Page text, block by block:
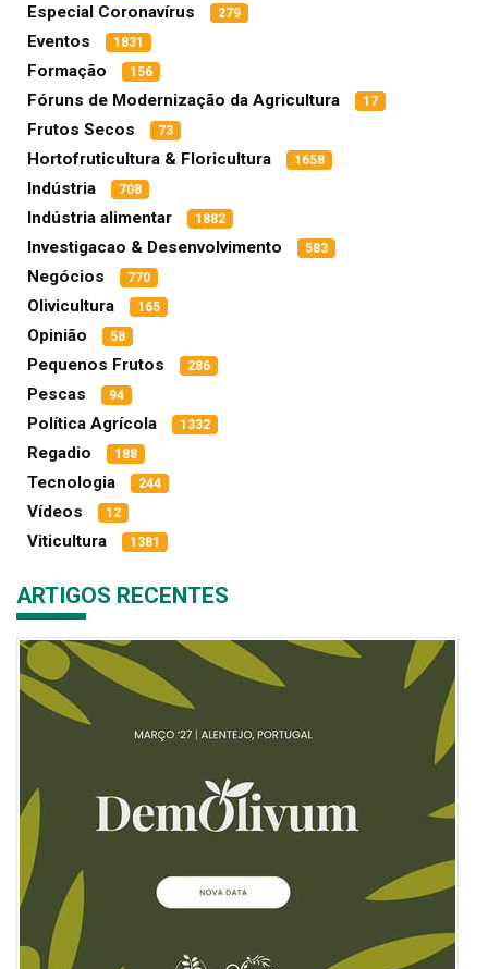
Especial Coronavírus 279
Eventos 1831
Formação 156
Fóruns de Modernização da Agricultura 17
Frutos Secos 73
Hortofruticultura & Floricultura 1658
Indústria 708
Indústria alimentar 1882
Investigacao & Desenvolvimento 583
Negócios 770
Olivicultura 165
Opinião 58
Pequenos Frutos 286
Pescas 94
Política Agrícola 1332
Regadio 188
Tecnologia 244
Vídeos 12
Viticultura 1381
ARTIGOS RECENTES